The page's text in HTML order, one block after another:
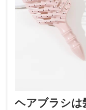
ヘアブラシは